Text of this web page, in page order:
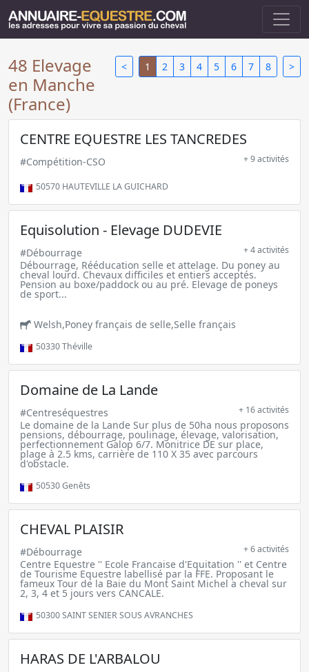
< 1 2 3 4 5 6 7 8 >
48 Elevage
en Manche
(France)
CENTRE EQUESTRE LES TANCREDES
#Compétition-CSO + 9 activités
50570 HAUTEVILLE LA GUICHARD
Equisolution - Elevage DUDEVIE
#Débourrage + 4 activités
Débourrage, Rééducation selle et attelage. Du poney au
cheval lourd. Chevaux difficiles et entiers acceptés.
Pension au boxe/paddock ou au pré. Elevage de poneys
de sport...
Welsh,Poney français de selle,Selle français
50330Théville
Domaine de La Lande
#Centreséquestres + 16 activités
Le domaine de la Lande Sur plus de 50ha nous proposons
pensions, débourrage, poulinage, élevage, valorisation,
perfectionnement Galop 6/7. Monitrice DE sur place,
plage à 2.5 kms, carrière de 110 X 35 avec parcours
d'obstacle.
50530Genêts
CHEVAL PLAISIR
#Débourrage + 6 activités
Centre Equestre '' Ecole Francaise d'Equitation '' et Centre
de Tourisme Equestre labellisé par la FFE. Proposant le
fameux Tour de la Baie du Mont Saint Michel a cheval sur
2, 3, 4 et 5 jours vers CANCALE.
50300SAINT SENIER SOUS AVRANCHES
HARAS DE L'ARBALOU